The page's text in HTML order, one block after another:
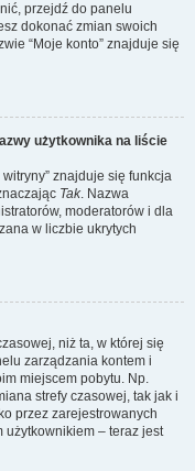
przejdź do panelu
dokonać zmian swoich
“Moje konto” znajduje się
użytkownika na liście
znajduje się funkcja
Tak. Nazwa
moderatorów i dla
w liczbie ukrytych
niż ta, w której się
zarządzania kontem i
miejscem pobytu. Np.
strefy czasowej, tak jak i
przez zarejestrowanych
użytkownikiem – teraz jest